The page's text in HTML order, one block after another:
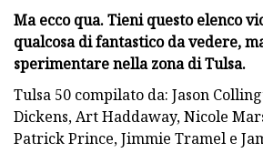
Ma ecco qua. Tieni questo elenco
qualcosa di fantastico da vedere,
sperimentare nella zona di Tulsa.
Tulsa 50 compilato da: Jason
Dickens, Art Haddaway, Nicole
Patrick Prince, Jimmie Tramel e